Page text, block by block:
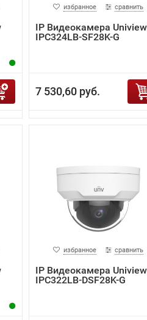
избранное сравнить
IP Видеокамера Uniview
IPC324LB-SF28K-G
7 530,60 руб.
избранное сравнить
IP Видеокамера Uniview
IPC322LB-DSF28K-G